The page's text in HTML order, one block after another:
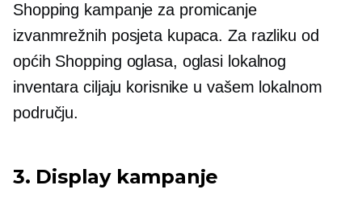
Shopping kampanje za promicanje
izvanmrežnih posjeta kupaca. Za razliku od
općih Shopping oglasa, oglasi lokalnog
inventara ciljaju korisnike u vašem lokalnom
području.
3. Display kampanje